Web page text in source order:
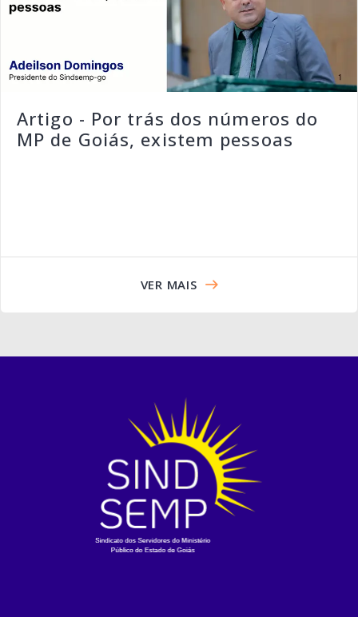
Artigo - Por trás dos números do
MP de Goiás, existem pessoas
VER MAIS